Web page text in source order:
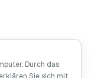
Durch das